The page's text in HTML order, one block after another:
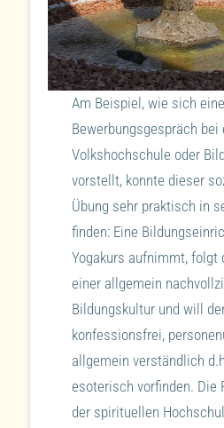
Am Beispiel, wie sich
Bewerbungsgespräch bei
Volkshochschule oder
vorstellt, konnte dieser
Übung sehr praktisch in
finden: Eine
Yogakurs aufnimmt, folgt
einer allgemein
Bildungskultur und will
konfessionsfrei,
allgemein verständlich
esoterisch vorfinden. Die
der spirituellen